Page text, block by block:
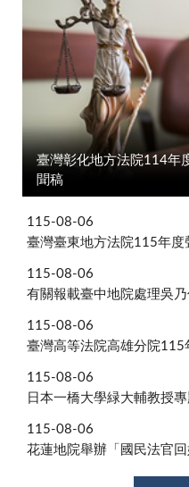
臺灣彰化地方法院114年
聞稿
115-08-06
115-08-06
115-08-06
115-08-06
115-08-06